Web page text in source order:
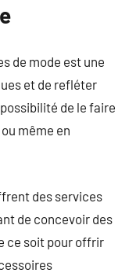
de mode est une
et de refléter
de le faire
même en
des services
de concevoir des
ce soit pour offrir